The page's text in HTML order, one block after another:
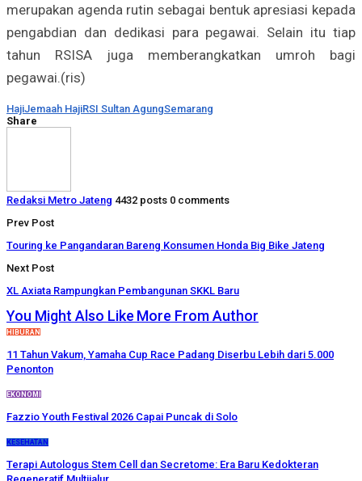
merupakan agenda rutin sebagai bentuk apresiasi kepada
pengabdian dan dedikasi para pegawai. Selain itu tiap
tahun RSISA juga memberangkatkan umroh bagi
pegawai.(ris)
HajiJemaah HajiRSI Sultan AgungSemarang
Share
Redaksi Metro Jateng 4432 posts 0 comments
Prev Post
Touring ke Pangandaran Bareng Konsumen Honda Big Bike Jateng
Next Post
XL Axiata Rampungkan Pembangunan SKKL Baru
You Might Also Like More From Author
HIBURAN
11 Tahun Vakum, Yamaha Cup Race Padang Diserbu Lebih dari 5.000
Penonton
EKONOMI
Fazzio Youth Festival 2026 Capai Puncak di Solo
KESEHATAN
Terapi Autologus Stem Cell dan Secretome: Era Baru Kedokteran